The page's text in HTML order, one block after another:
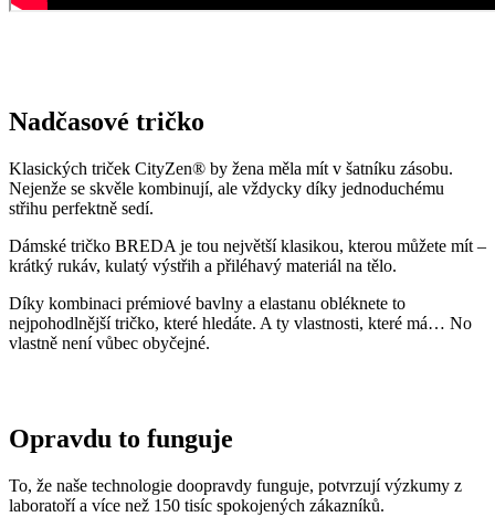
Nadčasové tričko
Klasických triček CityZen® by žena měla mít v šatníku zásobu.
Nejenže se skvěle kombinují, ale vždycky díky jednoduchému
střihu perfektně sedí.
Dámské tričko BREDA je tou největší klasikou, kterou můžete mít –
krátký rukáv, kulatý výstřih a přiléhavý materiál na tělo.
Díky kombinaci prémiové bavlny a elastanu obléknete to
nejpohodlnější tričko, které hledáte. A ty vlastnosti, které má… No
vlastně není vůbec obyčejné.
Opravdu to funguje
To, že naše technologie doopravdy funguje, potvrzují výzkumy z
laboratoří a více než 150 tisíc spokojených zákazníků.